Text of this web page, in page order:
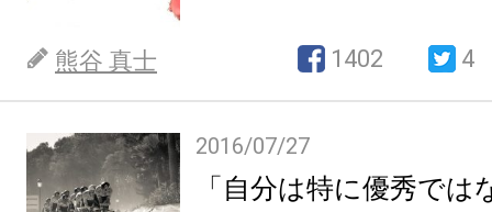
熊谷 真士 1402 4
2016/07/27
「自分は特に優秀で